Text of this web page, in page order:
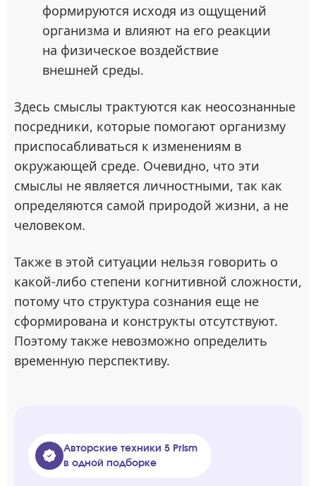
формируются исходя из ощущений
организма и влияют на его реакции
на физическое воздействие
внешней среды.
Здесь смыслы трактуются как неосознанные
посредники, которые помогают организму
приспосабливаться к изменениям в
окружающей среде. Очевидно, что эти
смыслы не является личностными, так как
определяются самой природой жизни, а не
человеком.
Также в этой ситуации нельзя говорить о
какой-либо степени когнитивной сложности,
потому что структура сознания еще не
сформирована и конструкты отсутствуют.
Поэтому также невозможно определить
временную перспективу.
Авторские техники 5 Prism
в одной подборке